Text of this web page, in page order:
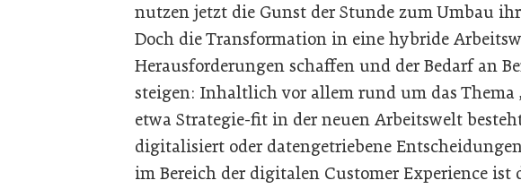
nutzen jetzt die Gunst der Stunde zum Umbau
Doch die Transformation in eine hybride
Herausforderungen schaffen und der Bedarf an
steigen: Inhaltlich vor allem rund um das Thema
etwa Strategie-fit in der neuen Arbeitswelt
digitalisiert oder datengetriebene
im Bereich der digitalen Customer Experience ist